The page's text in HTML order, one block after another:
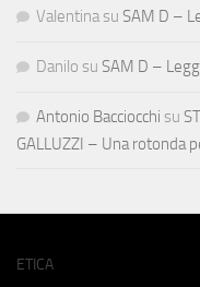
Valentina su SAM D –
Danilo su SAM D –
Antonio Bacciocchi su
GALLUZZI – Una rotonda
ETICA